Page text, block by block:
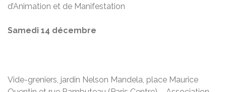
d’Animation et de Manifestation
Samedi 14 décembre
Vide-greniers, jardin Nelson Mandela, place Maurice